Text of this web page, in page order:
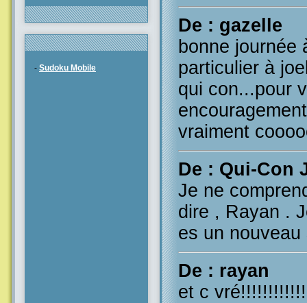
- Sudoku Mobile
De : gazelle
bonne journée
particulier à
qui con...pour
vraiment
De : Qui-Con
Je ne
dire , Rayan .
es un
De : rayan
et c vré!!!!!!!!!!!!